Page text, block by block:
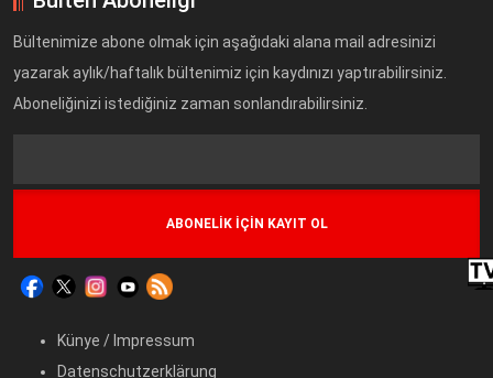
Bültenimize abone olmak için aşağıdaki alana mail adresinizi
yazarak aylık/haftalık bültenimiz için kaydınızı yaptırabilirsiniz.
Aboneliğinizi istediğiniz zaman sonlandırabilirsiniz.
Künye / Impressum
Datenschutzerklärung